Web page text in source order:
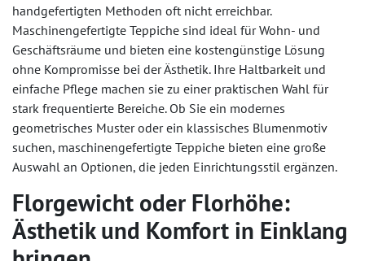
handgefertigten Methoden oft nicht erreichbar.
Maschinengefertigte Teppiche sind ideal für Wohn- und
Geschäftsräume und bieten eine kostengünstige Lösung
ohne Kompromisse bei der Ästhetik. Ihre Haltbarkeit und
einfache Pflege machen sie zu einer praktischen Wahl für
stark frequentierte Bereiche. Ob Sie ein modernes
geometrisches Muster oder ein klassisches Blumenmotiv
suchen, maschinengefertigte Teppiche bieten eine große
Auswahl an Optionen, die jeden Einrichtungsstil ergänzen.
Florgewicht oder Florhöhe:
Ästhetik und Komfort in Einklang